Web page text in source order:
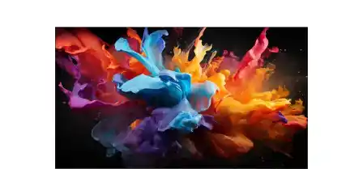
DODATNA